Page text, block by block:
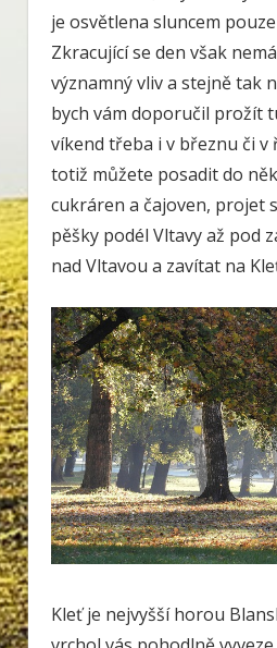
je osvětlena sluncem
Zkracující se den však
významný vliv a stejně tak
bych vám doporučil prožít
víkend třeba i v březnu či v
totiž můžete posadit do
cukráren a čajoven, projet
pěšky podél Vltavy až pod
nad Vltavou a zavítat na
Kleť je nejvyšší horou